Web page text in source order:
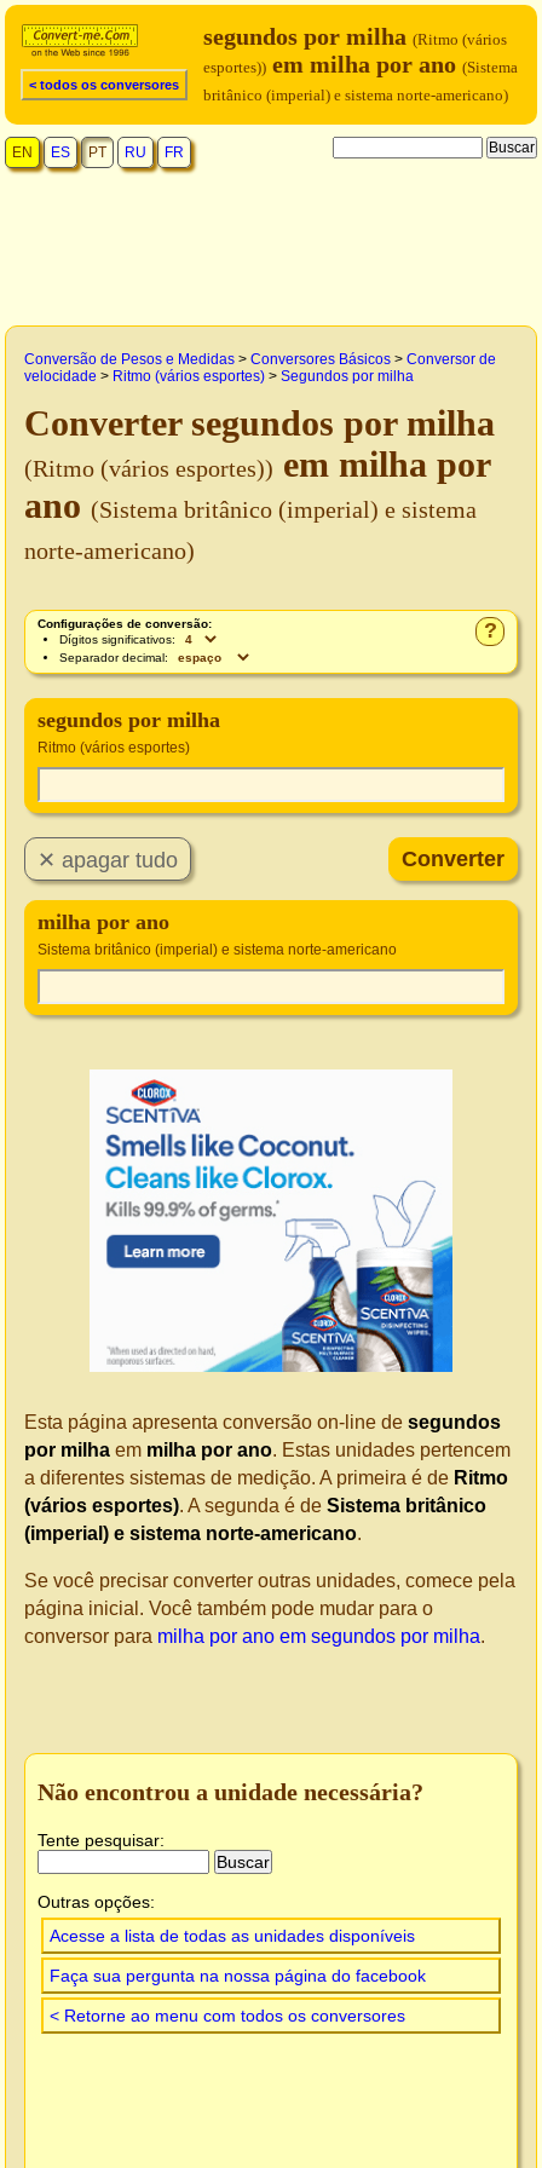
< todos os conversores
segundos por milha (Ritmo (vários
esportes)) em milha por ano (Sistema
britânico (imperial) e sistema norte-americano)
EN ES PT RU FR
Conversão de Pesos e Medidas > Conversores Básicos > Conversor de
velocidade > Ritmo (vários esportes) > Segundos por milha
Converter segundos por milha
(Ritmo (vários esportes)) em milha por
ano (Sistema britânico (imperial) e sistema
norte-americano)
?
Configurações de conversão:
Dígitos significativos:
Separador decimal:
segundos por milha
Ritmo (vários esportes)
milha por ano
Sistema britânico (imperial) e sistema norte-americano
Esta página apresenta conversão on-line de segundos
por milha em milha por ano. Estas unidades pertencem
a diferentes sistemas de medição. A primeira é de Ritmo
(vários esportes). A segunda é de Sistema britânico
(imperial) e sistema norte-americano.
Se você precisar converter outras unidades, comece pela
página inicial. Você também pode mudar para o
conversor para milha por ano em segundos por milha.
Não encontrou a unidade necessária?
Tente pesquisar:
Outras opções:
Acesse a lista de todas as unidades disponíveis
Faça sua pergunta na nossa página do facebook
< Retorne ao menu com todos os conversores